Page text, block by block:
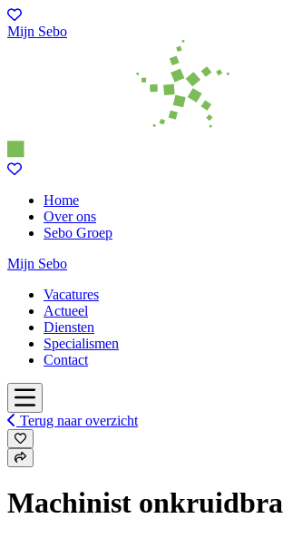
Mijn Sebo
Home
Over ons
Sebo Groep
Mijn Sebo
Vacatures
Actueel
Diensten
Specialismen
Contact
Terug naar overzicht
Machinist